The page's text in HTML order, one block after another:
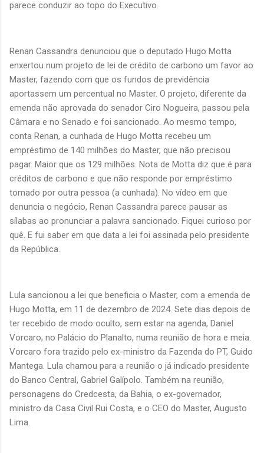
parece conduzir ao topo do Executivo.
Renan Cassandra denunciou que o deputado Hugo Motta
enxertou num projeto de lei de crédito de carbono um favor ao
Master, fazendo com que os fundos de previdência
aportassem um percentual no Master. O projeto, diferente da
emenda não aprovada do senador Ciro Nogueira, passou pela
Câmara e no Senado e foi sancionado. Ao mesmo tempo,
conta Renan, a cunhada de Hugo Motta recebeu um
empréstimo de 140 milhões do Master, que não precisou
pagar. Maior que os 129 milhões. Nota de Motta diz que é para
créditos de carbono e que não responde por empréstimo
tomado por outra pessoa (a cunhada). No vídeo em que
denuncia o negócio, Renan Cassandra parece pausar as
sílabas ao pronunciar a palavra sancionado. Fiquei curioso por
quê. E fui saber em que data a lei foi assinada pelo presidente
da República.
Lula sancionou a lei que beneficia o Master, com a emenda de
Hugo Motta, em 11 de dezembro de 2024. Sete dias depois de
ter recebido de modo oculto, sem estar na agenda, Daniel
Vorcaro, no Palácio do Planalto, numa reunião de hora e meia.
Vorcaro fora trazido pelo ex-ministro da Fazenda do PT, Guido
Mantega. Lula chamou para a reunião o já indicado presidente
do Banco Central, Gabriel Galípolo. Também na reunião,
personagens do Credcesta, da Bahia, o ex-governador,
ministro da Casa Civil Rui Costa, e o CEO do Master, Augusto
Lima.